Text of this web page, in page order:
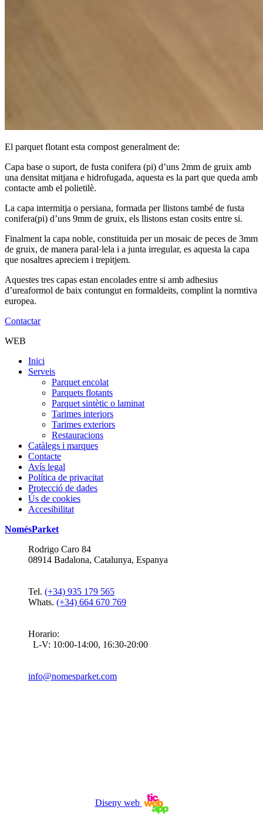
El parquet flotant esta compost generalment de:
Capa base o suport, de fusta conifera (pi) d’uns 2mm de gruix amb
una densitat mitjana e hidrofugada, aquesta es la part que queda amb
contacte amb el polietilè.
La capa intermitja o persiana, formada per llistons també de fusta
conifera(pi) d’uns 9mm de gruix, els llistons estan cosits entre si.
Finalment la capa noble, constituida per un mosaic de peces de 3mm
de gruix, de manera paral·lela i a junta irregular, es aquesta la capa
que nosaltres apreciem i trepitjem.
Aquestes tres capas estan encolades entre si amb adhesius
d’ureaformol de baix contungut en formaldeits, complint la normtiva
europea.
Contactar
WEB
Inici
Serveis
Parquet encolat
Parquets flotants
Parquet sintètic o laminat
Tarimes interiors
Tarimes exteriors
Restauracions
Catàlegs i marques
Contacte
Avís legal
Política de privacitat
Protecció de dades
Ús de cookies
Accesibilitat
NomésParket
Rodrigo Caro 84
08914 Badalona, Catalunya, Espanya
Tel. (+34) 935 179 565
Whats. (+34) 664 670 769
Horario:
L-V: 10:00-14:00, 16:30-20:00
info@nomesparket.com
Diseny web